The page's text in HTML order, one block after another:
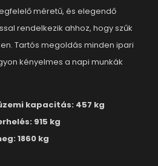
méretű, és elegendő
rendelkezik ahhoz, hogy szűk
Tartós megoldás minden ipari
kényelmes a napi munkák
kapacitás: 457 kg
915 kg
1860 kg